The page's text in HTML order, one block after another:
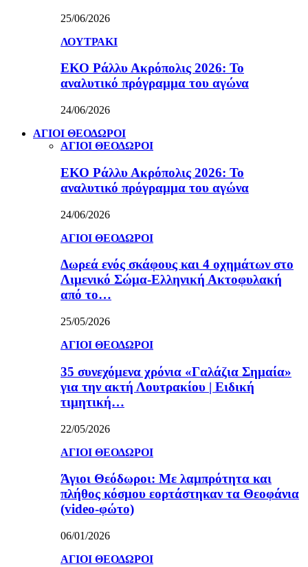
25/06/2026
ΛΟΥΤΡΑΚΙ
ΕΚΟ Ράλλυ Ακρόπολις 2026: Το
αναλυτικό πρόγραμμα του αγώνα
24/06/2026
ΑΓΙΟΙ ΘΕΟΔΩΡΟΙ
ΑΓΙΟΙ ΘΕΟΔΩΡΟΙ
ΕΚΟ Ράλλυ Ακρόπολις 2026: Το
αναλυτικό πρόγραμμα του αγώνα
24/06/2026
ΑΓΙΟΙ ΘΕΟΔΩΡΟΙ
Δωρεά ενός σκάφους και 4 οχημάτων στο
Λιμενικό Σώμα-Ελληνική Ακτοφυλακή
από το…
25/05/2026
ΑΓΙΟΙ ΘΕΟΔΩΡΟΙ
35 συνεχόμενα χρόνια «Γαλάζια Σημαία»
για την ακτή Λουτρακίου | Ειδική
τιμητική…
22/05/2026
ΑΓΙΟΙ ΘΕΟΔΩΡΟΙ
Άγιοι Θεόδωροι: Με λαμπρότητα και
πλήθος κόσμου εορτάστηκαν τα Θεοφάνια
(video-φώτο)
06/01/2026
ΑΓΙΟΙ ΘΕΟΔΩΡΟΙ